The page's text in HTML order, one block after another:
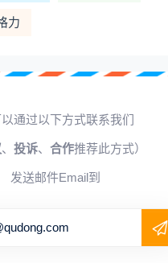
力
通过以下方式联系我们
、 投诉、 合作推荐此方式）
发送邮件Email到